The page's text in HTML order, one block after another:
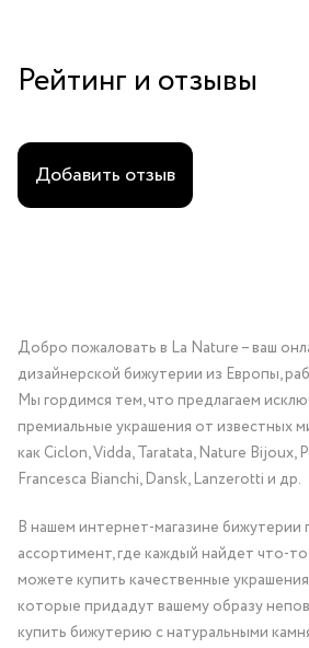
Рейтинг и отзывы
Добавить отзыв
Добро пожаловать в La Nature – ваш
дизайнерской бижутерии из Европы,
Мы гордимся тем, что предлагаем
премиальные украшения от известных
как Ciclon, Vidda, Taratata, Nature Bijoux,
Francesca Bianchi, Dansk, Lanzerotti и др.
В нашем интернет-магазине бижутерии
ассортимент, где каждый найдет что-то
можете купить качественные
которые придадут вашему образу
купить бижутерию с натуральными